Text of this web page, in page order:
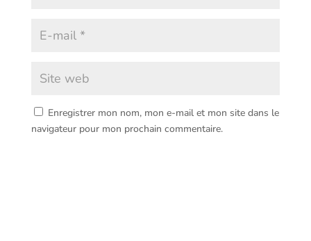
Enregistrer mon nom, mon e-mail et mon site dans le
navigateur pour mon prochain commentaire.